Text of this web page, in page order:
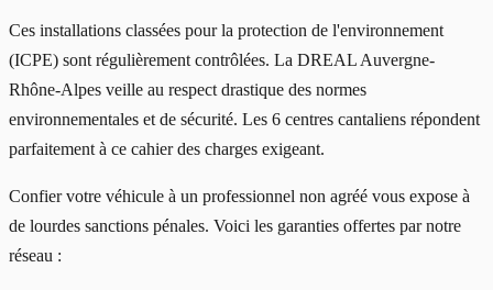
Ces installations classées pour la protection de l'environnement
(ICPE) sont régulièrement contrôlées. La DREAL Auvergne-
Rhône-Alpes veille au respect drastique des normes
environnementales et de sécurité. Les 6 centres cantaliens répondent
parfaitement à ce cahier des charges exigeant.
Confier votre véhicule à un professionnel non agréé vous expose à
de lourdes sanctions pénales. Voici les garanties offertes par notre
réseau :